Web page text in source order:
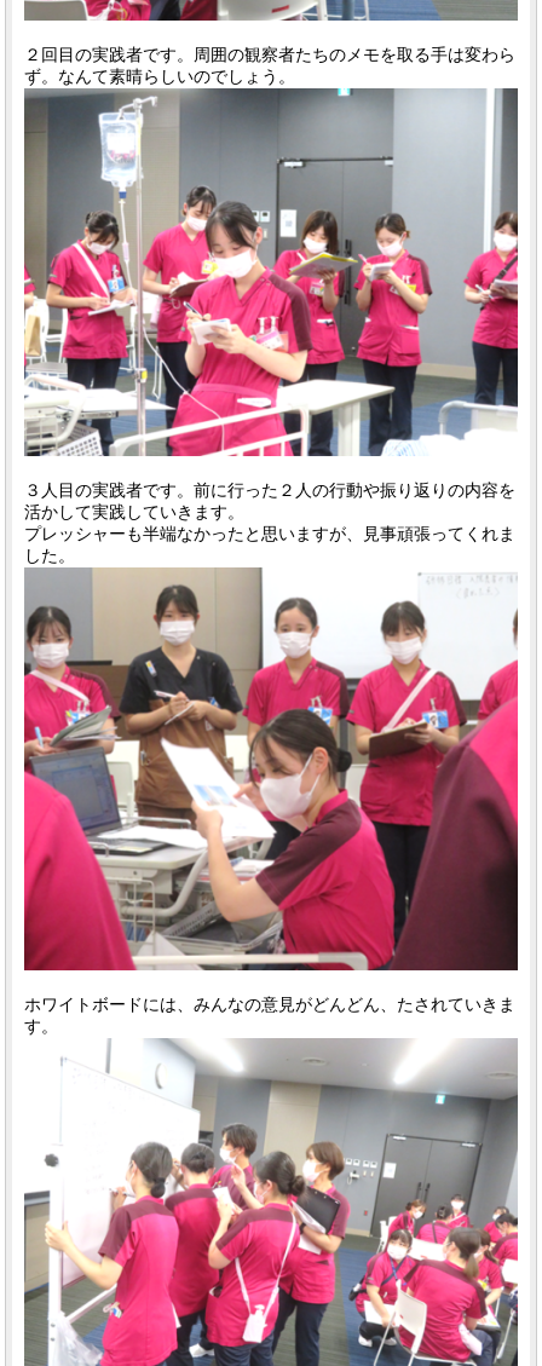
２回目の実践者です。周囲の観察者たちのメモを取る手は変わら
ず。なんて素晴らしいのでしょう。
３人目の実践者です。前に行った２人の行動や振り返りの内容を
活かして実践していきます。
プレッシャーも半端なかったと思いますが、見事頑張ってくれま
した。
ホワイトボードには、みんなの意見がどんどん、たされていきま
す。